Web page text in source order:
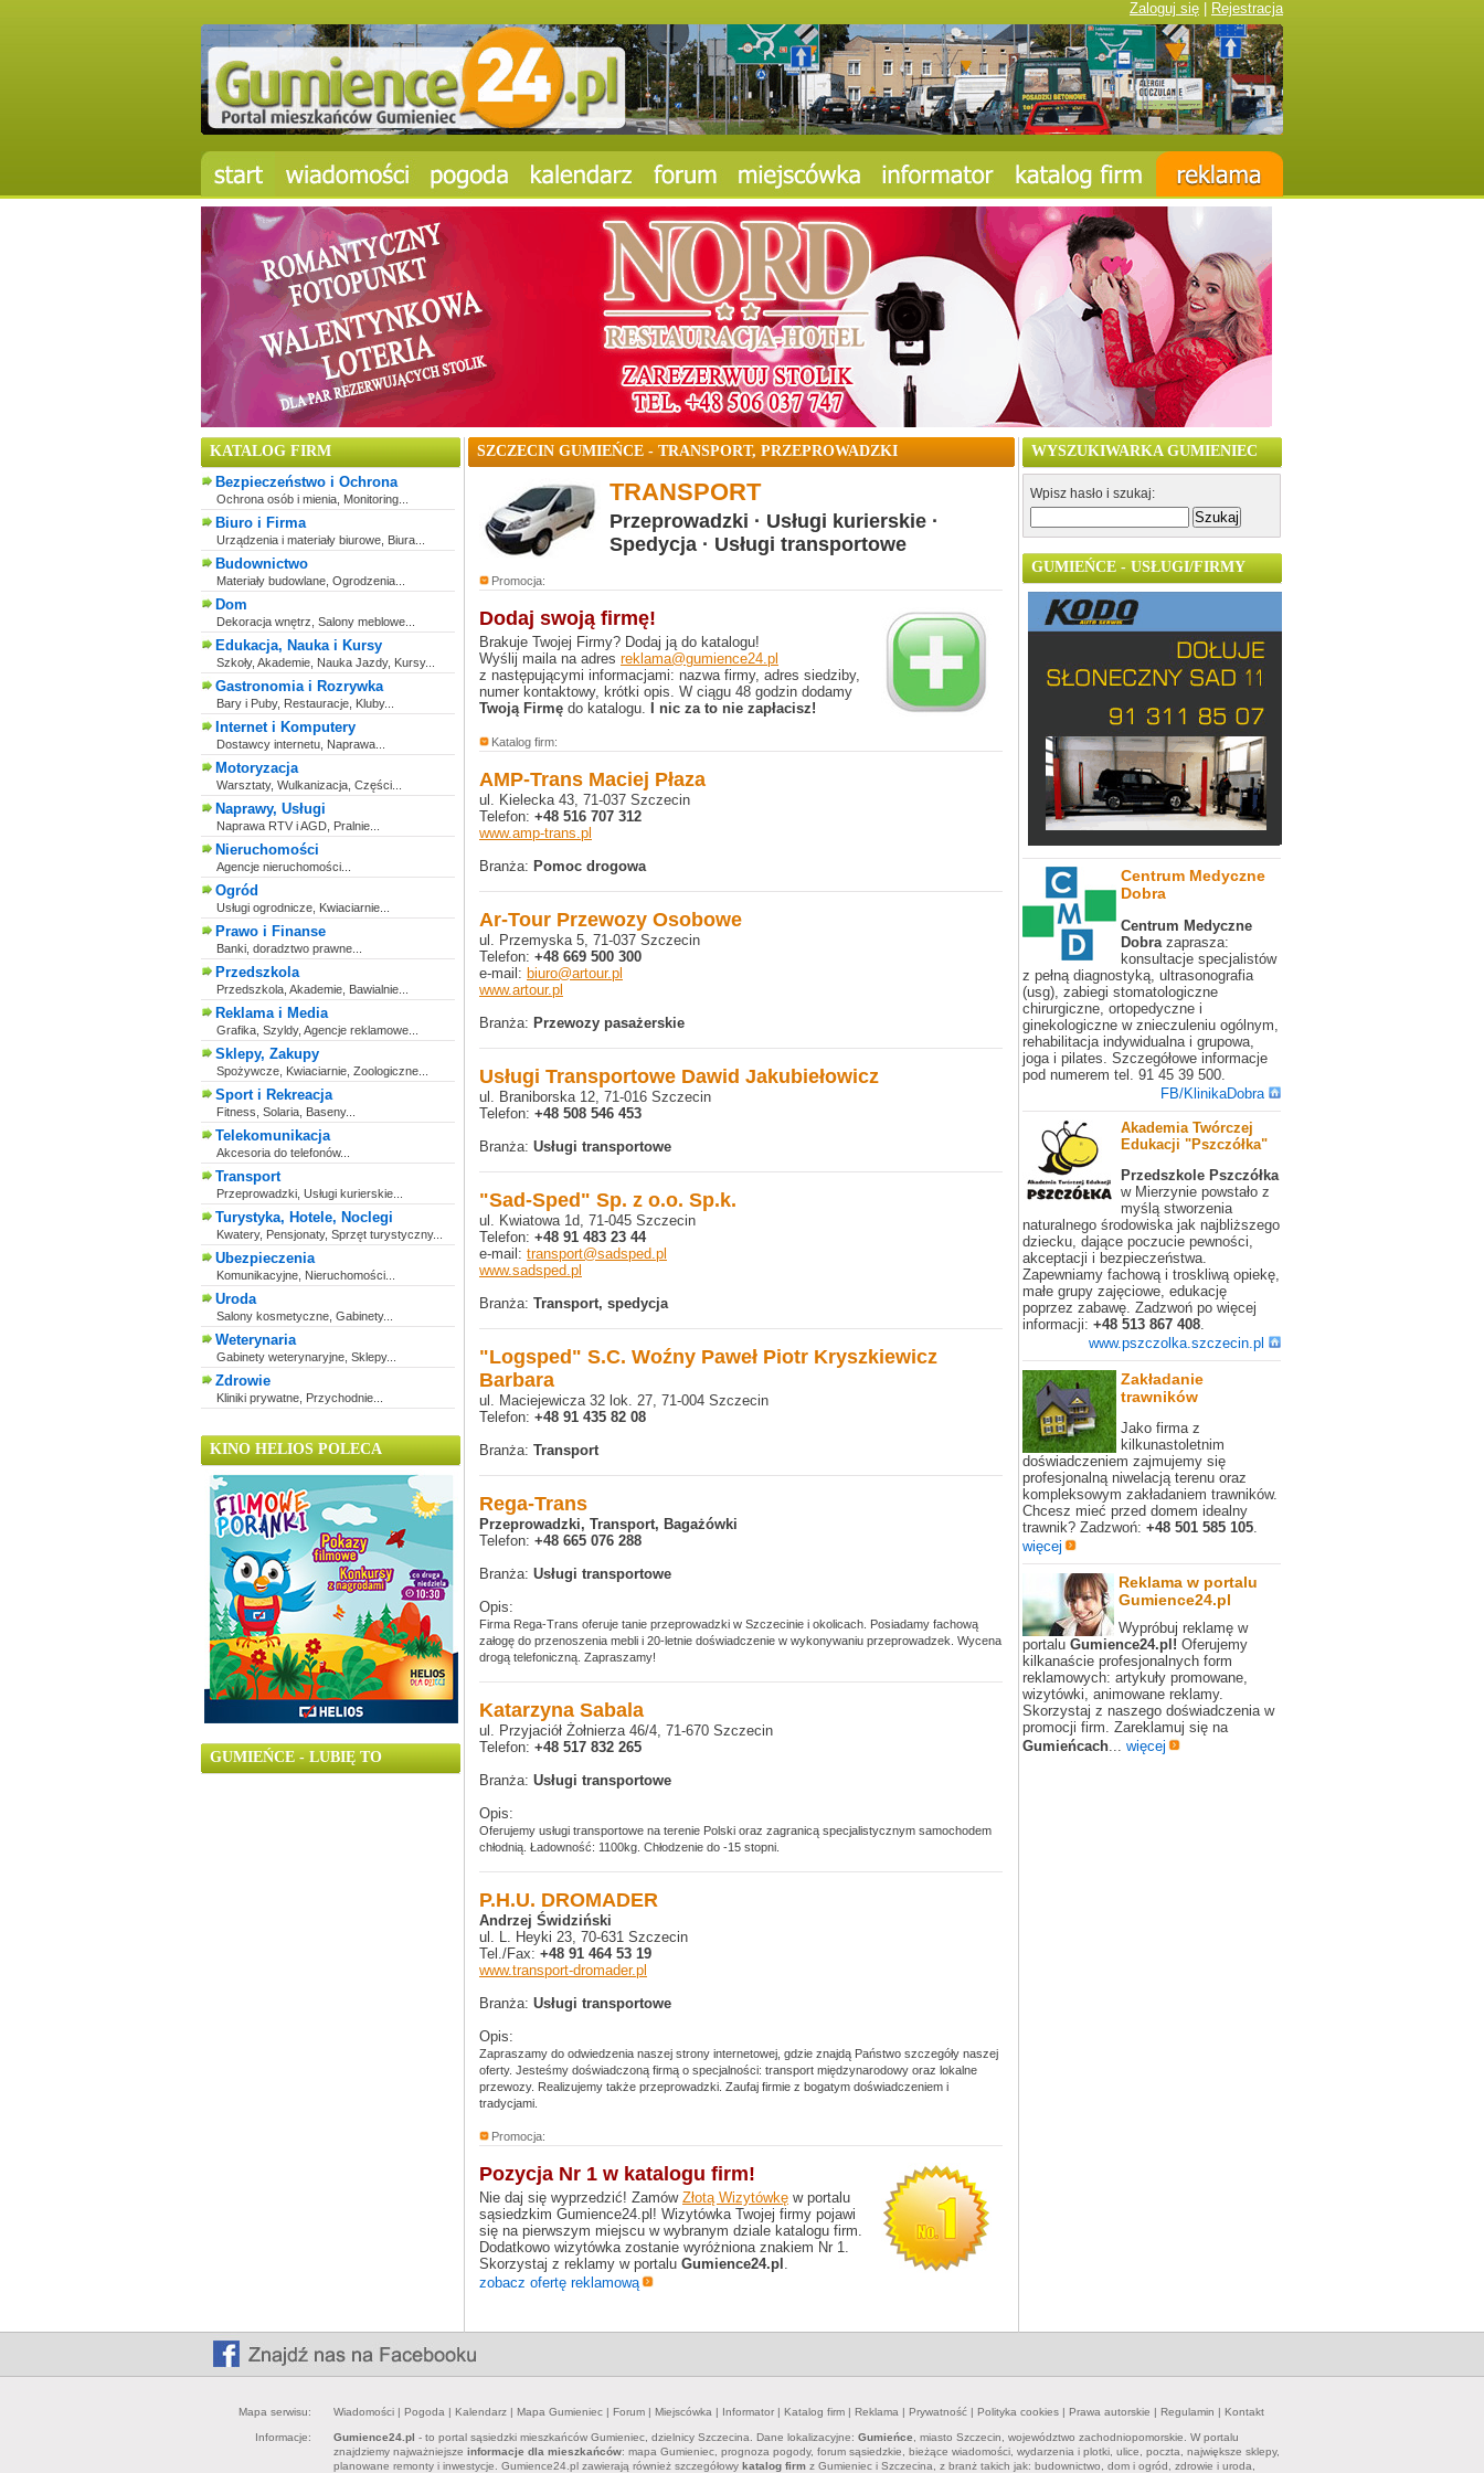
Zaloguj się Rejestracja
KATALOG FIRM
Bezpieczeństwo i Ochrona
Ochrona osób i mienia, Monitoring...
Biuro i Firma
Urządzenia i materiały biurowe, Biura...
Budownictwo
Materiały budowlane, Ogrodzenia...
Dom
Dekoracja wnętrz, Salony meblowe...
Edukacja, Nauka i Kursy
Szkoły, Akademie, Nauka Jazdy, Kursy...
Gastronomia i Rozrywka
Bary i Puby, Restauracje, Kluby...
Internet i Komputery
Dostawcy internetu, Naprawa...
Motoryzacja
Warsztaty, Wulkanizacja, Części...
Naprawy, Usługi
Naprawa RTV i AGD, Pralnie...
Nieruchomości
Agencje nieruchomości...
Ogród
Usługi ogrodnicze, Kwiaciarnie...
Prawo i Finanse
Banki, doradztwo prawne...
Przedszkola
Przedszkola, Akademie, Bawialnie...
Reklama i Media
Grafika, Szyldy, Agencje reklamowe...
Sklepy, Zakupy
Spożywcze, Kwiaciarnie, Zoologiczne...
Sport i Rekreacja
Fitness, Solaria, Baseny...
Telekomunikacja
Akcesoria do telefonów...
Transport
Przeprowadzki, Usługi kurierskie...
Turystyka, Hotele, Noclegi
Kwatery, Pensjonaty, Sprzęt turystyczny...
Ubezpieczenia
Komunikacyjne, Nieruchomości...
Uroda
Salony kosmetyczne, Gabinety...
Weterynaria
Gabinety weterynaryjne, Sklepy...
Zdrowie
Kliniki prywatne, Przychodnie...
KINO HELIOS POLECA
GUMIEŃCE - LUBIĘ TO
SZCZECIN GUMIEŃCE - TRANSPORT, PRZEPROWADZKI
TRANSPORT
Przeprowadzki · Usługi kurierskie ·
Spedycja · Usługi transportowe
Promocja:
Dodaj swoją firmę!
Brakuje Twojej Firmy? Dodaj ją do katalogu!
Wyślij maila na adres reklama@gumience24.pl
z następującymi informacjami: nazwa firmy, adres siedziby,
numer kontaktowy, krótki opis. W ciągu 48 godzin dodamy
Twoją Firmę do katalogu. I nic za to nie zapłacisz!
Katalog firm:
AMP-Trans Maciej Płaza
ul. Kielecka 43, 71-037 Szczecin
Telefon: +48 516 707 312
www.amp-trans.pl
Branża: Pomoc drogowa
Ar-Tour Przewozy Osobowe
ul. Przemyska 5, 71-037 Szczecin
Telefon: +48 669 500 300
e-mail: biuro@artour.pl
www.artour.pl
Branża: Przewozy pasażerskie
Usługi Transportowe Dawid Jakubiełowicz
ul. Braniborska 12, 71-016 Szczecin
Telefon: +48 508 546 453
Branża: Usługi transportowe
"Sad-Sped" Sp. z o.o. Sp.k.
ul. Kwiatowa 1d, 71-045 Szczecin
Telefon: +48 91 483 23 44
e-mail: transport@sadsped.pl
www.sadsped.pl
Branża: Transport, spedycja
"Logsped" S.C. Woźny Paweł Piotr Kryszkiewicz
Barbara
ul. Maciejewicza 32 lok. 27, 71-004 Szczecin
Telefon: +48 91 435 82 08
Branża: Transport
Rega-Trans
Przeprowadzki, Transport, Bagażówki
Telefon: +48 665 076 288
Branża: Usługi transportowe
Opis:
Firma Rega-Trans oferuje tanie przeprowadzki w Szczecinie i okolicach. Posiadamy fachową
załogę do przenoszenia mebli i 20-letnie doświadczenie w wykonywaniu przeprowadzek. Wycena
drogą telefoniczną. Zapraszamy!
Katarzyna Sabala
ul. Przyjaciół Żołnierza 46/4, 71-670 Szczecin
Telefon: +48 517 832 265
Branża: Usługi transportowe
Opis:
Oferujemy usługi transportowe na terenie Polski oraz zagranicą specjalistycznym samochodem
chłodnią. Ładowność: 1100kg. Chłodzenie do -15 stopni.
P.H.U. DROMADER
Andrzej Świdziński
ul. L. Heyki 23, 70-631 Szczecin
Tel./Fax: +48 91 464 53 19
www.transport-dromader.pl
Branża: Usługi transportowe
Opis:
Zapraszamy do odwiedzenia naszej strony internetowej, gdzie znajdą Państwo szczegóły naszej
oferty. Jesteśmy doświadczoną firmą o specjalności: transport międzynarodowy oraz lokalne
przewozy. Realizujemy także przeprowadzki. Zaufaj firmie z bogatym doświadczeniem i
tradycjami.
Promocja:
Pozycja Nr 1 w katalogu firm!
Nie daj się wyprzedzić! Zamów Złotą Wizytówkę w portalu
sąsiedzkim Gumience24.pl! Wizytówka Twojej firmy pojawi
się na pierwszym miejscu w wybranym dziale katalogu firm.
Dodatkowo wizytówka zostanie wyróżniona znakiem Nr 1.
Skorzystaj z reklamy w portalu Gumience24.pl .
zobacz ofertę reklamową
WYSZUKIWARKA GUMIENIEC
Wpisz hasło i szukaj:
GUMIEŃCE - USŁUGI/FIRMY
Centrum Medyczne
Dobra
Centrum Medyczne
Dobra zaprasza:
konsultacje specjalistów
z pełną diagnostyką, ultrasonografia
(usg), zabiegi stomatologiczne
chirurgiczne, ortopedyczne i
ginekologiczne w znieczuleniu ogólnym,
rehabilitacja indywidualna i grupowa,
joga i pilates. Szczegółowe informacje
pod numerem tel. 91 45 39 500.
FB/KlinikaDobra
Akademia Twórczej
Edukacji "Pszczółka"
Przedszkole Pszczółka
w Mierzynie powstało z
myślą stworzenia
naturalnego środowiska jak najbliższego
dziecku, dające poczucie pewności,
akceptacji i bezpieczeństwa.
Zapewniamy fachową i troskliwą opiekę,
małe grupy zajęciowe, edukację
poprzez zabawę. Zadzwoń po więcej
informacji: +48 513 867 408.
www.pszczolka.szczecin.pl
Zakładanie
trawników
Jako firma z
kilkunastoletnim
doświadczeniem zajmujemy się
profesjonalną niwelacją terenu oraz
kompleksowym zakładaniem trawników.
Chcesz mieć przed domem idealny
trawnik? Zadzwoń: +48 501 585 105.
więcej
Reklama w portalu
Gumience24.pl
Wypróbuj reklamę w
portalu Gumience24.pl! Oferujemy
kilkanaście profesjonalnych form
reklamowych: artykuły promowane,
wizytówki, animowane reklamy.
Skorzystaj z naszego doświadczenia w
promocji firm. Zareklamuj się na
Gumieńcach... więcej
Mapa serwisu: Wiadomości | Pogoda | Kalendarz | Mapa Gumieniec | Forum | Miejscówka | Informator | Katalog firm | Reklama | Prywatność | Polityka cookies | Prawa autorskie | Regulamin | Kontakt
Informacje: Gumience24.pl - to portal sąsiedzki mieszkańców Gumieniec, dzielnicy Szczecina. Dane lokalizacyjne: Gumieńce , miasto Szczecin, województwo zachodniopomorskie. W portalu
znajdziemy najważniejsze informacje dla mieszkańców: mapa Gumieniec, prognoza pogody, forum sąsiedzkie, bieżące wiadomości, wydarzenia i plotki, ulice, poczta, największe sklepy,
planowane remonty i inwestycje. Gumience24.pl zawierają również szczegółowy katalog firm z Gumieniec i Szczecina, z branż takich jak: budownictwo, dom i ogród, zdrowie i uroda,